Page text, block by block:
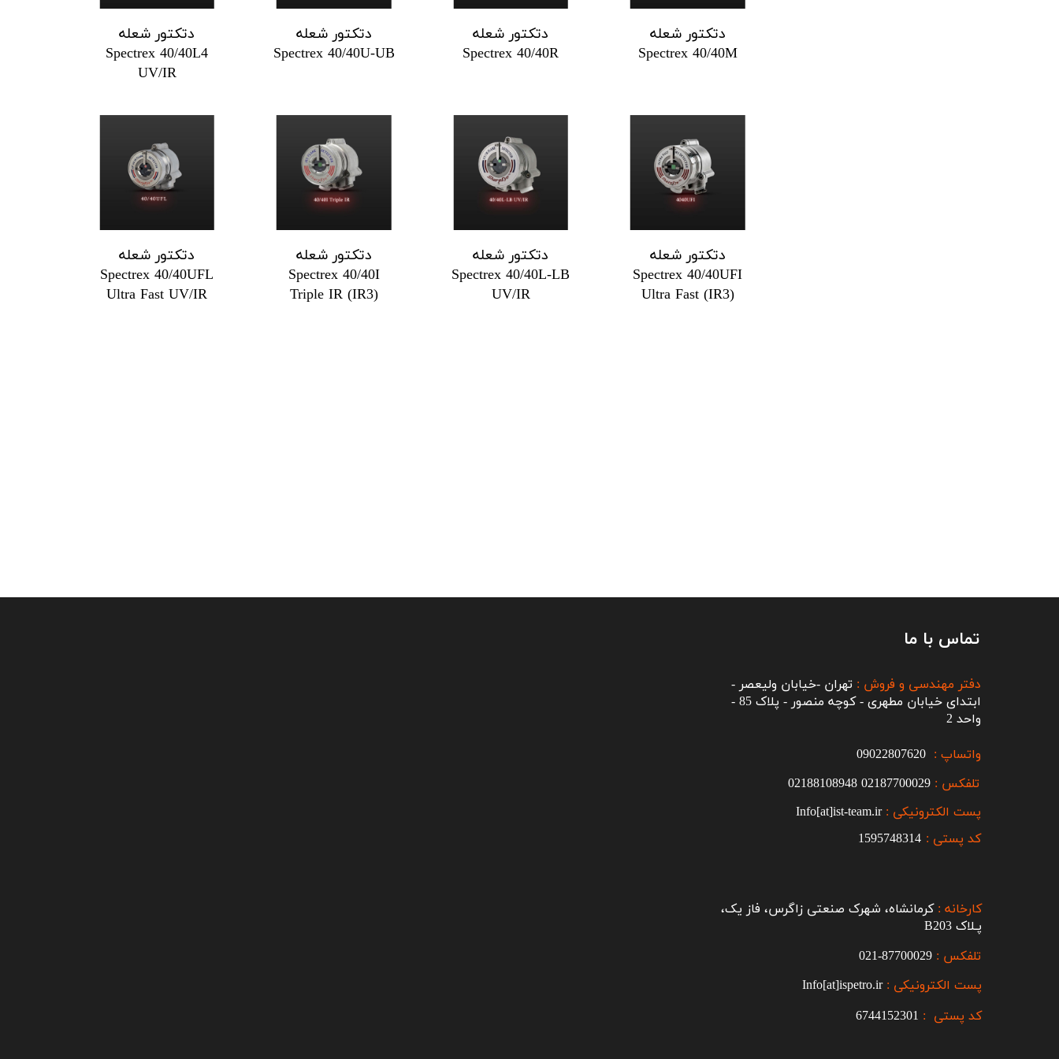
دتکتور شعله
Spectrex 40/40M
دتکتور شعله
Spectrex 40/40R
دتکتور شعله
Spectrex 40/40U-UB
دتکتور شعله
Spectrex 40/40L4
UV/IR
دتکتور شعله
Spectrex 40/40UFI
Ultra Fast (IR3)
دتکتور شعله
Spectrex 40/40L-LB
UV/IR
دتکتور شعله
Spectrex 40/40I
Triple IR (IR3)
دتکتور شعله
Spectrex 40/40UFL
Ultra Fast UV/IR
تماس با ما
تلفکس : 02187700029
02188108948
پست الکترونیکی :Info[at]ist-team.ir
واتساپ :
دفتر مهندسی و فروش : تهران -خیابان ولیعصر -
ابتدای خیابان مطهری - کوچه منصور - پلاک 85 -
واحد 2
کارخانه : کرمانشاه، شهرک صنعتی زاگرس، فاز یک،
پـلاک B203​​​​​​​
کد پستی : 1595748314
پست الکترونیکی :Info[at]ispetro.ir
تلفکس : 87700029-021​​​​​​​
کد پستی : 6744152301